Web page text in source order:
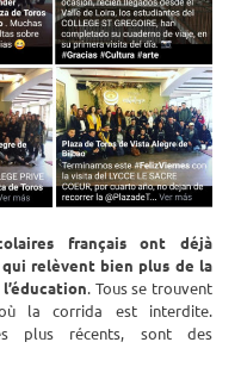
français ont déjà
relèvent bien plus de la
. Tous se trouvent
la corrida est interdite.
plus récents, sont des